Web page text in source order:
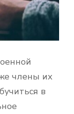
члены их
в